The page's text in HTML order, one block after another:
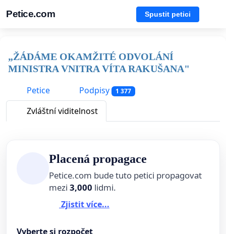
Petice.com Spustit petici
„ŽÁDÁME OKAMŽITÉ ODVOLÁNÍ
MINISTRA VNITRA VÍTA RAKUŠANA"
Petice
Podpisy 1 377
Zvláštní viditelnost
Placená propagace
Petice.com bude tuto petici propagovat
mezi 3,000 lidmi.
Zjistit více...
Vyberte si rozpočet